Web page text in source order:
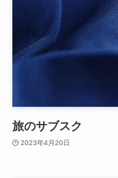
旅のサブスク
2023年4月20日